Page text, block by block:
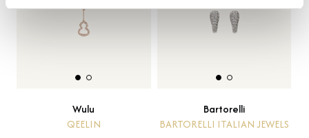
Wulu
QEELIN
Bartorelli
BARTORELLI ITALIAN JEWELS